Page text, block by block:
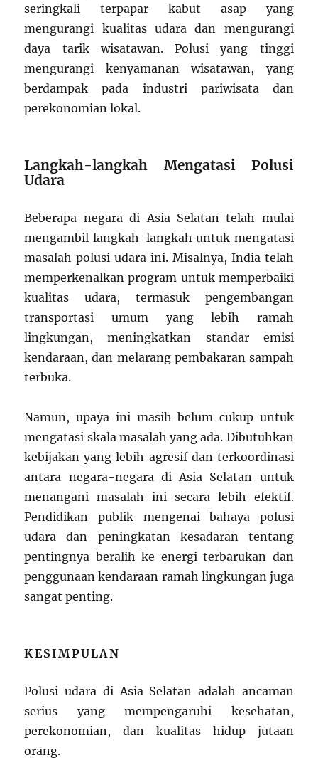
seringkali terpapar kabut asap yang
mengurangi kualitas udara dan mengurangi
daya tarik wisatawan. Polusi yang tinggi
mengurangi kenyamanan wisatawan, yang
berdampak pada industri pariwisata dan
perekonomian lokal.
Langkah-langkah Mengatasi Polusi
Udara
Beberapa negara di Asia Selatan telah mulai
mengambil langkah-langkah untuk mengatasi
masalah polusi udara ini. Misalnya, India telah
memperkenalkan program untuk memperbaiki
kualitas udara, termasuk pengembangan
transportasi umum yang lebih ramah
lingkungan, meningkatkan standar emisi
kendaraan, dan melarang pembakaran sampah
terbuka.
Namun, upaya ini masih belum cukup untuk
mengatasi skala masalah yang ada. Dibutuhkan
kebijakan yang lebih agresif dan terkoordinasi
antara negara-negara di Asia Selatan untuk
menangani masalah ini secara lebih efektif.
Pendidikan publik mengenai bahaya polusi
udara dan peningkatan kesadaran tentang
pentingnya beralih ke energi terbarukan dan
penggunaan kendaraan ramah lingkungan juga
sangat penting.
KESIMPULAN
Polusi udara di Asia Selatan adalah ancaman
serius yang mempengaruhi kesehatan,
perekonomian, dan kualitas hidup jutaan
orang.